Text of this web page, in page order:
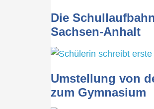
Die
Sachsen-Anhalt
Umstellung von
zum Gymnasium